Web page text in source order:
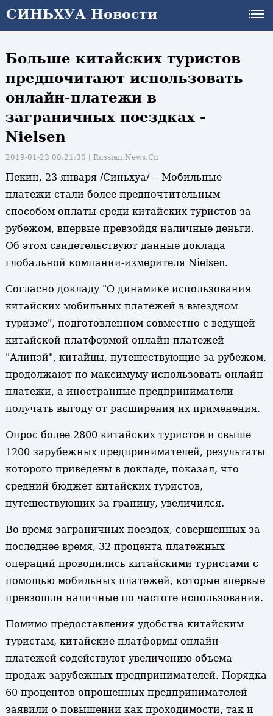
СИНЬХУА Новости
Больше китайских туристов
предпочитают использовать
онлайн-платежи в
заграничных поездках -
Nielsen
2019-01-23 08:21:30丨 Russian.News.Cn
Пекин, 23 января /Синьхуа/ -- Мобильные
платежи стали более предпочтительным
способом оплаты среди китайских туристов за
рубежом, впервые превзойдя наличные деньги.
Об этом свидетельствуют данные доклада
глобальной компании-измерителя Nielsen.
Согласно докладу "О динамике использования
китайских мобильных платежей в выездном
туризме", подготовленном совместно с ведущей
китайской платформой онлайн-платежей
"Алипэй", китайцы, путешествующие за рубежом,
продолжают по максимуму использовать онлайн-
платежи, а иностранные предприниматели -
получать выгоду от расширения их применения.
Опрос более 2800 китайских туристов и свыше
1200 зарубежных предпринимателей, результаты
которого приведены в докладе, показал, что
средний бюджет китайских туристов,
путешествующих за границу, увеличился.
Во время заграничных поездок, совершенных за
последнее время, 32 процента платежных
операций проводились китайскими туристами с
помощью мобильных платежей, которые впервые
превзошли наличные по частоте использования.
Помимо предоставления удобства китайским
туристам, китайские платформы онлайн-
платежей содействуют увеличению объема
продаж зарубежных предпринимателей. Порядка
60 процентов опрошенных предпринимателей
заявили о повышении как проходимости, так и